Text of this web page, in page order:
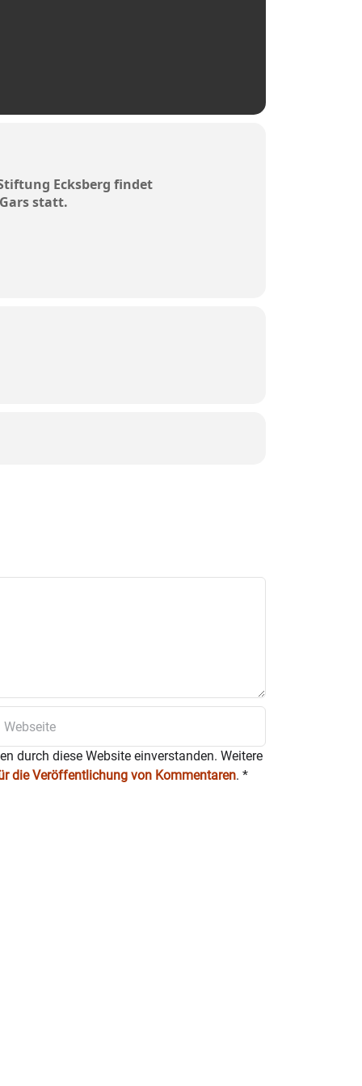
Ecksberg findet
statt.
durch diese Website einverstanden. Weitere
die Veröffentlichung von Kommentaren. *